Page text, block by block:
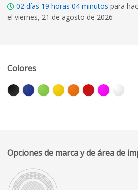
02 días 19 horas 04 minutos para
el viernes, 21 de agosto de 2026
Colores
Opciones de marca y de área de